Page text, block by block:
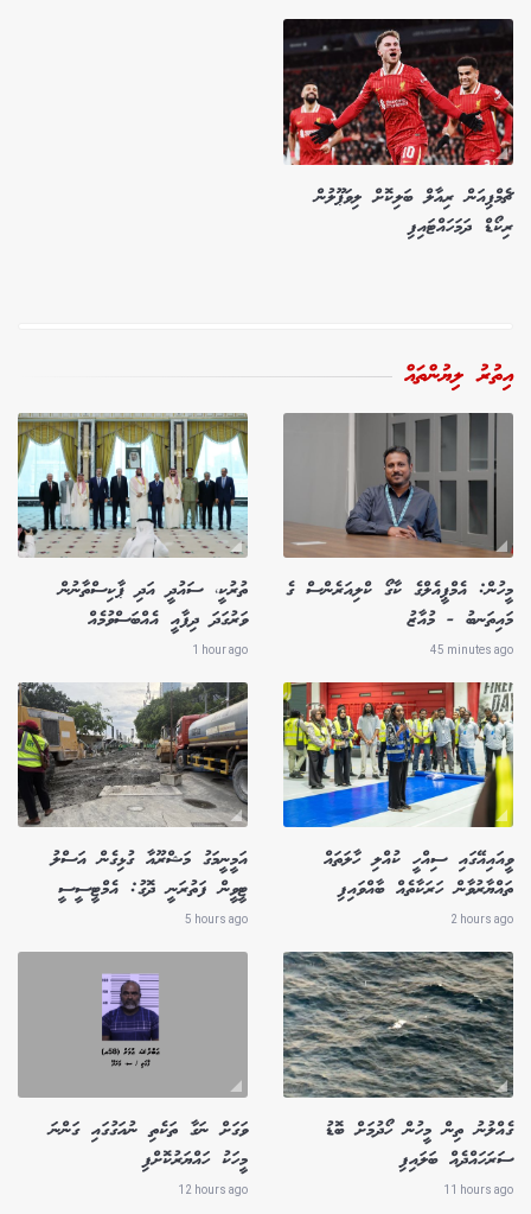
ޗެމްޕިއަން ރިއާލް ބަލިކޮށް ލިވަޕޫލުން
ރިކޯޑް ދަމަހައްޓައިފި
އިތުރު ލިޔުންތައް
މީހުން: އެމްޕީއެލްގެ ކާގޯ ކްލިއަރެންސް ގެ
މައިތަނބު - މުއާޒު
45 minutes ago
ތުރުކީ، ސައުދީ އަދި ޕާކިސްތާނުން
ވަރުގަދަ ދިފާއީ އެއްބަސްވުމެއް
1 hour ago
ވީއައިއޭގައި ސިއްހީ ކުއްލި ހާލަތައް
ތައްޔާރުވާން ހަރަކާތެއް ބާއްވައިފި
2 hours ago
އަމީނީމަގު މަޝްރޫއާ ގުޅިގެން އަސްލު
ޓީވީން ފަތުރަނީ ދޮގު: އެމްޓީސީސީ
5 hours ago
ގެއްލުނު ތިން މީހުން ހޯދުމަށް ބޮޑު
ސަރަހައްދެއް ބަލައިފި
11 hours ago
ވަގަށް ނަގާ ތަކެތި ނުއަގުގައި ގަންނަ
މީހަކު ހައްޔަރުކޮށްފި
12 hours ago